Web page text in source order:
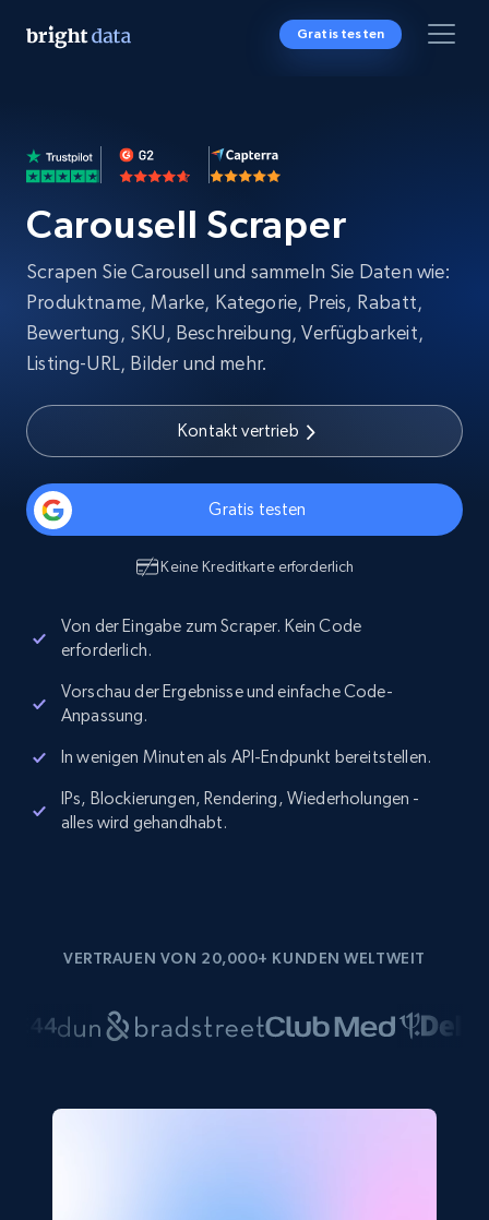
Gratis testen
Carousell Scraper
Scrapen Sie Carousell und sammeln Sie Daten wie:
Produktname, Marke, Kategorie, Preis, Rabatt,
Bewertung, SKU, Beschreibung, Verfügbarkeit,
Listing-URL, Bilder und mehr.
Kontakt vertrieb
Gratis testen
Keine Kreditkarte erforderlich
Von der Eingabe zum Scraper. Kein Code
erforderlich.
Vorschau der Ergebnisse und einfache Code-
Anpassung.
In wenigen Minuten als API-Endpunkt bereitstellen.
IPs, Blockierungen, Rendering, Wiederholungen -
alles wird gehandhabt.
VERTRAUEN VON 20,000+ KUNDEN WELTWEIT